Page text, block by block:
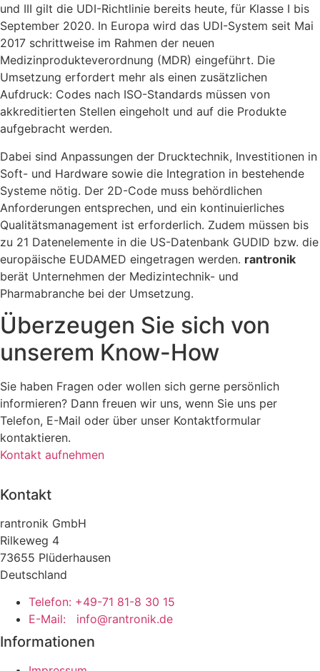
und III gilt die UDI-Richtlinie bereits heute, für Klasse I bis
September 2020. In Europa wird das UDI-System seit Mai
2017 schrittweise im Rahmen der neuen
Medizinprodukteverordnung (MDR) eingeführt. Die
Umsetzung erfordert mehr als einen zusätzlichen
Aufdruck: Codes nach ISO-Standards müssen von
akkreditierten Stellen eingeholt und auf die Produkte
aufgebracht werden.
Dabei sind Anpassungen der Drucktechnik, Investitionen in
Soft- und Hardware sowie die Integration in bestehende
Systeme nötig. Der 2D-Code muss behördlichen
Anforderungen entsprechen, und ein kontinuierliches
Qualitätsmanagement ist erforderlich. Zudem müssen bis
zu 21 Datenelemente in die US-Datenbank GUDID bzw. die
europäische EUDAMED eingetragen werden. rantronik
berät Unternehmen der Medizintechnik- und
Pharmabranche bei der Umsetzung.
Überzeugen Sie sich von
unserem Know-How
Sie haben Fragen oder wollen sich gerne persönlich
informieren? Dann freuen wir uns, wenn Sie uns per
Telefon, E-Mail oder über unser Kontaktformular
kontaktieren.
Kontakt aufnehmen
Kontakt
rantronik GmbH
Rilkeweg 4
73655 Plüderhausen
Deutschland
Telefon: +49-71 81-8 30 15
E-Mail:
info@rantronik.de
Informationen